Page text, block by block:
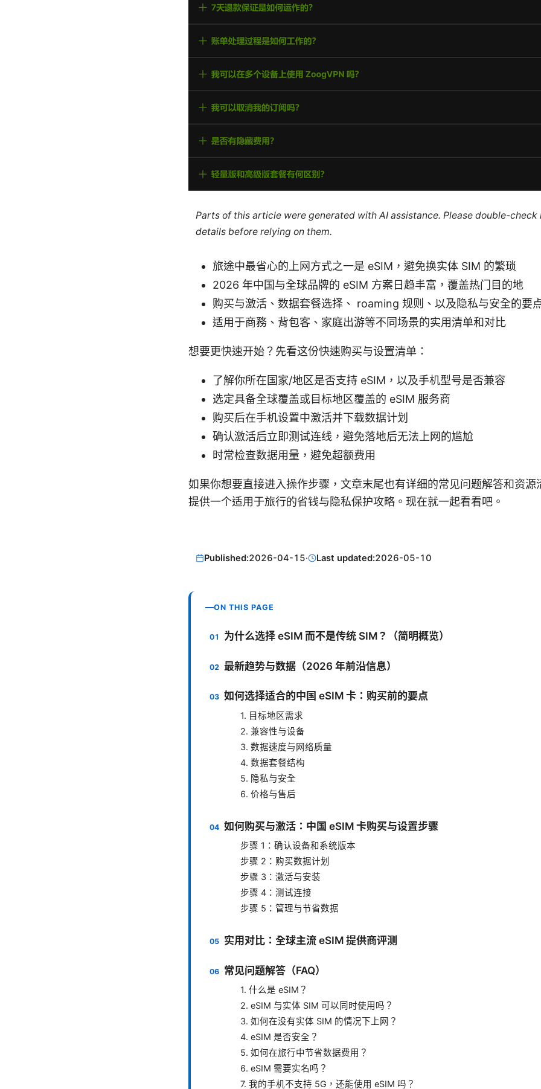
Parts of this article were generated with AI assistance. Please double-
details before relying on them.
旅途中最省心的上网方式之一是 eSIM，避免换实体 SIM 的繁琐
2026 年中国与全球品牌的 eSIM 方案日趋丰富，覆盖热门目的地
购买与激活、数据套餐选择、 roaming 规则、以及隐私与安全的要
适用于商務、背包客、家庭出游等不同场景的实用清单和对比
想要更快速开始？先看这份快速购买与设置清单：
了解你所在国家/地区是否支持 eSIM，以及手机型号是否兼容
选定具备全球覆盖或目标地区覆盖的 eSIM 服务商
购买后在手机设置中激活并下载数据计划
确认激活后立即测试连线，避免落地后无法上网的尴尬
时常检查数据用量，避免超额费用
如果你想要直接进入操作步骤，文章末尾也有详细的常见问题解答和资源
提供一个适用于旅行的省钱与隐私保护攻略。现在就一起看看吧。
Published:2026-04-15· Last updated:2026-05-10
ON THIS PAGE
为什么选择 eSIM 而不是传统 SIM？（简明概览）
最新趋势与数据（2026 年前沿信息）
如何选择适合的中国 eSIM 卡：购买前的要点
1. 目标地区需求
2. 兼容性与设备
3. 数据速度与网络质量
4. 数据套餐结构
5. 隐私与安全
6. 价格与售后
如何购买与激活：中国 eSIM 卡购买与设置步骤
步骤 1：确认设备和系统版本
步骤 2：购买数据计划
步骤 3：激活与安装
步骤 4：测试连接
步骤 5：管理与节省数据
实用对比：全球主流 eSIM 提供商评测
常见问题解答（FAQ）
1. 什么是 eSIM？
2. eSIM 与实体 SIM 可以同时使用吗？
3. 如何在没有实体 SIM 的情况下上网？
4. eSIM 是否安全？
5. 如何在旅行中节省数据费用？
6. eSIM 需要实名吗？
7. 我的手机不支持 5G，还能使用 eSIM 吗？